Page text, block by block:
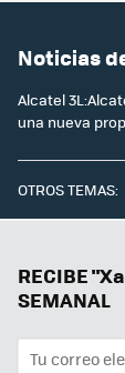
Noticias
Alcatel
una nueva
OTROS TEMAS:
RECIBE
SEMANAL